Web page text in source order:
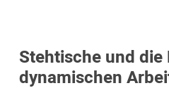
Stehtische und
dynamischen